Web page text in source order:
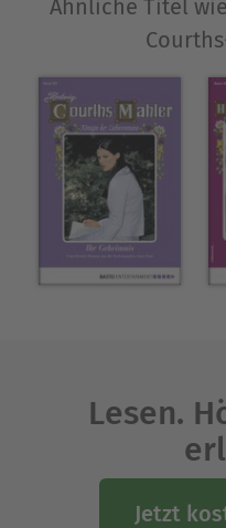
Ähnliche Titel
Lesen.
Jetzt